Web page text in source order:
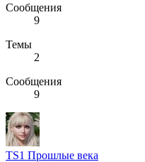
Сообщения
9
Темы
2
Сообщения
9
TS1 Прошлые века